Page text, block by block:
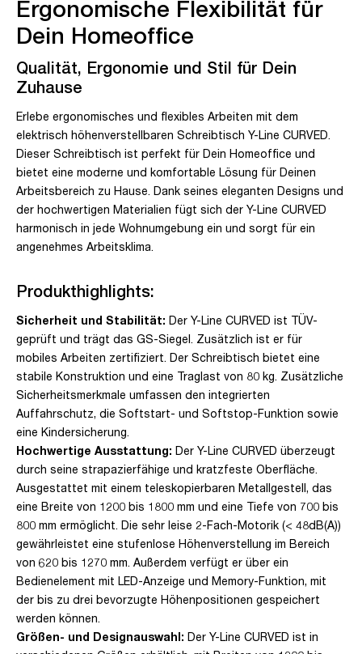
Ergonomische Flexibilität für
Dein Homeoffice
Qualität, Ergonomie und Stil für Dein
Zuhause
Erlebe ergonomisches und flexibles Arbeiten mit dem
elektrisch höhenverstellbaren Schreibtisch Y-Line CURVED.
Dieser Schreibtisch ist perfekt für Dein Homeoffice und
bietet eine moderne und komfortable Lösung für Deinen
Arbeitsbereich zu Hause. Dank seines eleganten Designs und
der hochwertigen Materialien fügt sich der Y-Line CURVED
harmonisch in jede Wohnumgebung ein und sorgt für ein
angenehmes Arbeitsklima.
Produkthighlights:
Sicherheit und Stabilität: Der Y-Line CURVED ist TÜV-
geprüft und trägt das GS-Siegel. Zusätzlich ist er für
mobiles Arbeiten zertifiziert. Der Schreibtisch bietet eine
stabile Konstruktion und eine Traglast von 80 kg. Zusätzliche
Sicherheitsmerkmale umfassen den integrierten
Auffahrschutz, die Softstart- und Softstop-Funktion sowie
eine Kindersicherung.
Hochwertige Ausstattung: Der Y-Line CURVED überzeugt
durch seine strapazierfähige und kratzfeste Oberfläche.
Ausgestattet mit einem teleskopierbaren Metallgestell, das
eine Breite von 1200 bis 1800 mm und eine Tiefe von 700 bis
800 mm ermöglicht. Die sehr leise 2-Fach-Motorik (< 48dB(A))
gewährleistet eine stufenlose Höhenverstellung im Bereich
von 620 bis 1270 mm. Außerdem verfügt er über ein
Bedienelement mit LED-Anzeige und Memory-Funktion, mit
der bis zu drei bevorzugte Höhenpositionen gespeichert
werden können.
Größen- und Designauswahl: Der Y-Line CURVED ist in